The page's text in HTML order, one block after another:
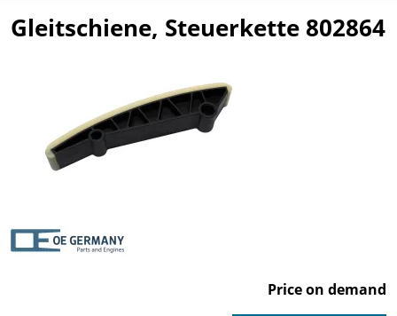
Gleitschiene, Steuerkette 802864
Price on demand